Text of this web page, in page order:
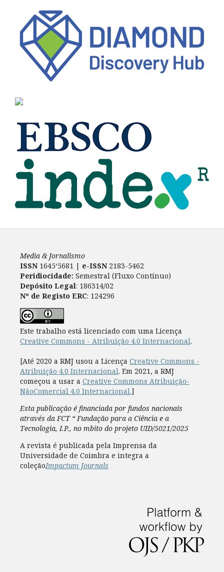
Media & Jornalismo
ISSN 1645‘5681 | e-ISSN2183-5462
Peridiocidade: Semestral (Fluxo Contínuo)
Depósito Legal: 186314/02
Nº de Registo ERC: 124296
Este trabalho está licenciado com uma Licença
Creative Commons - Atribuição 4.0 Internacional.
[Até 2020 a RMJ usou a Licença Creative Commons -
Atribuição 4.0 Internacional. Em 2021, a RMJ
começou a usar a Creative Commons Atribuição-
NãoComercial 4.0 Internacional.]
Esta publicação é financiada por fundos nacionais
através da FCT “ Fundação para a Ciência e a
Tecnologia, I.P., no mbito do projeto UID/5021/2025
A revista é publicada pela Imprensa da
Universidade de Coimbra e integra a
coleçãoImpactum Journals